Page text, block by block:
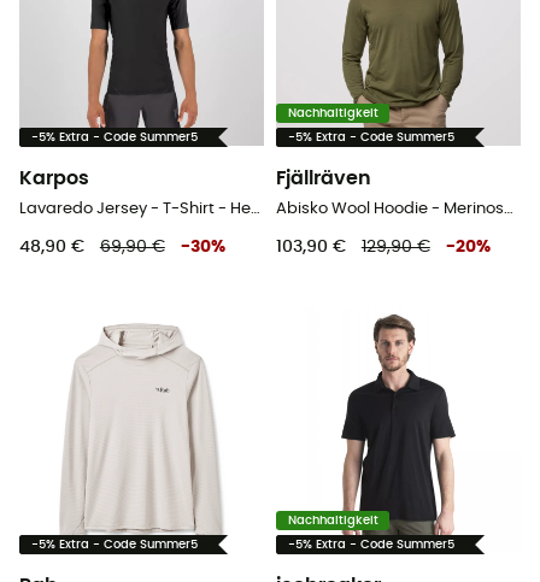
-5% Extra - Code Summer5
Karpos
48,90 € 69,90 € -30%
Nachhaltigkeit
-5% Extra - Code Summer5
Fjällräven
103,90 € 129,90 € -20%
-5% Extra - Code Summer5
Nachhaltigkeit
-5% Extra - Code Summer5